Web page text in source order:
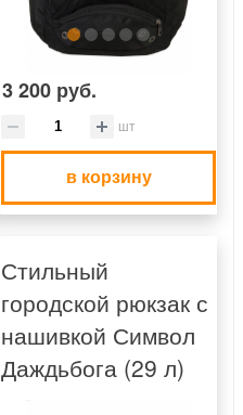
3 200 руб.
шт
в корзину
Стильный
городской рюкзак с
нашивкой Символ
Даждьбога (29 л)